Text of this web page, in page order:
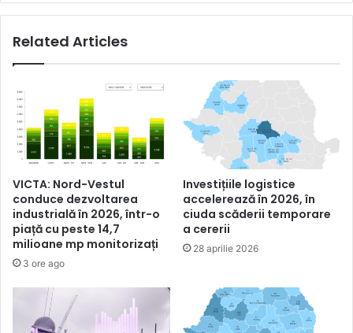
Related Articles
VICTA: Nord-Vestul
conduce dezvoltarea
industrială în 2026, într-o
piață cu peste 14,7
milioane mp monitorizați
3 ore ago
Investițiile logistice
accelerează în 2026, în
ciuda scăderii temporare
a cererii
28 aprilie 2026